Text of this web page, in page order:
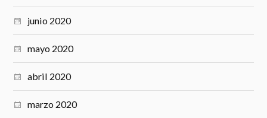
junio 2020
mayo 2020
abril 2020
marzo 2020